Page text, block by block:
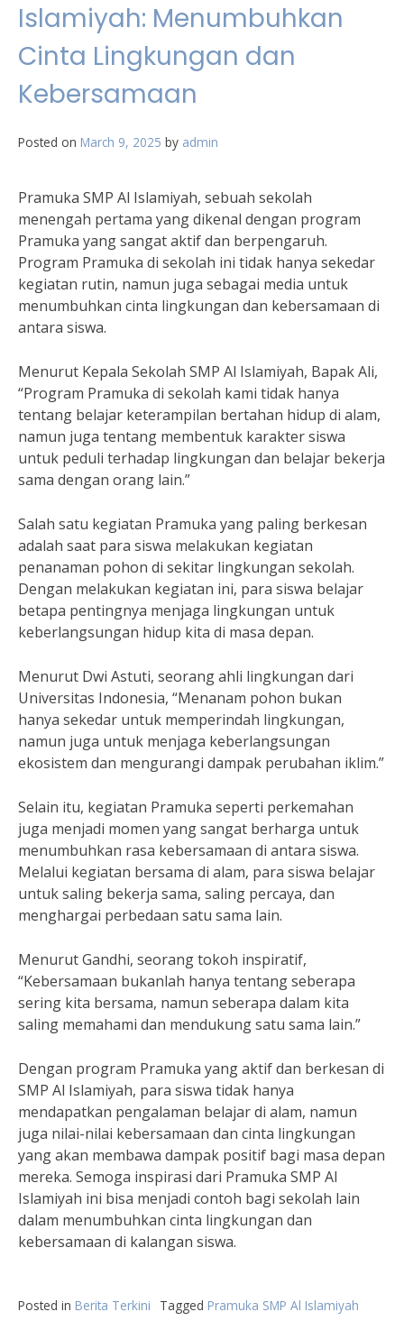
Islamiyah: Menumbuhkan
Cinta Lingkungan dan
Kebersamaan
Posted on March 9, 2025 by admin
Pramuka SMP Al Islamiyah, sebuah sekolah
menengah pertama yang dikenal dengan program
Pramuka yang sangat aktif dan berpengaruh.
Program Pramuka di sekolah ini tidak hanya sekedar
kegiatan rutin, namun juga sebagai media untuk
menumbuhkan cinta lingkungan dan kebersamaan di
antara siswa.
Menurut Kepala Sekolah SMP Al Islamiyah, Bapak Ali,
“Program Pramuka di sekolah kami tidak hanya
tentang belajar keterampilan bertahan hidup di alam,
namun juga tentang membentuk karakter siswa
untuk peduli terhadap lingkungan dan belajar bekerja
sama dengan orang lain.”
Salah satu kegiatan Pramuka yang paling berkesan
adalah saat para siswa melakukan kegiatan
penanaman pohon di sekitar lingkungan sekolah.
Dengan melakukan kegiatan ini, para siswa belajar
betapa pentingnya menjaga lingkungan untuk
keberlangsungan hidup kita di masa depan.
Menurut Dwi Astuti, seorang ahli lingkungan dari
Universitas Indonesia, “Menanam pohon bukan
hanya sekedar untuk memperindah lingkungan,
namun juga untuk menjaga keberlangsungan
ekosistem dan mengurangi dampak perubahan iklim.”
Selain itu, kegiatan Pramuka seperti perkemahan
juga menjadi momen yang sangat berharga untuk
menumbuhkan rasa kebersamaan di antara siswa.
Melalui kegiatan bersama di alam, para siswa belajar
untuk saling bekerja sama, saling percaya, dan
menghargai perbedaan satu sama lain.
Menurut Gandhi, seorang tokoh inspiratif,
“Kebersamaan bukanlah hanya tentang seberapa
sering kita bersama, namun seberapa dalam kita
saling memahami dan mendukung satu sama lain.”
Dengan program Pramuka yang aktif dan berkesan di
SMP Al Islamiyah, para siswa tidak hanya
mendapatkan pengalaman belajar di alam, namun
juga nilai-nilai kebersamaan dan cinta lingkungan
yang akan membawa dampak positif bagi masa depan
mereka. Semoga inspirasi dari Pramuka SMP Al
Islamiyah ini bisa menjadi contoh bagi sekolah lain
dalam menumbuhkan cinta lingkungan dan
kebersamaan di kalangan siswa.
Posted in Berita Terkini Tagged Pramuka SMP Al Islamiyah